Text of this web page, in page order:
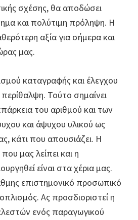
σχέσης, θα αποδώσει
και πολύτιμη πρόληψη. Η
αξία για σήμερα και
μας.
καταγραφής και έλεγχου
Τούτο σημαίνει
του αριθμού και των
και άψυχου υλικού ως
κάτι που απουσιάζει. Η
μας λείπει και η
είναι στα χέρια μας.
επιστημονικό προσωπικό
Ας προσδιοριστεί η
ενός παραγωγικού